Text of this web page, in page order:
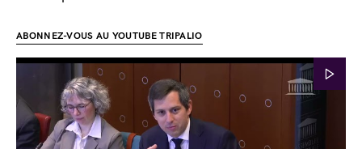
ABONNEZ-VOUS AU YOUTUBE TRIPALIO